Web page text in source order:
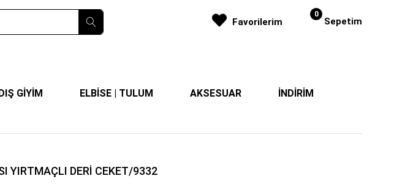
Sepetim
0
GİYİM ELBİSE | TULUM AKSESUAR İNDİRİM
Favorilerim
YIRTMAÇLI DERİ CEKET/9332